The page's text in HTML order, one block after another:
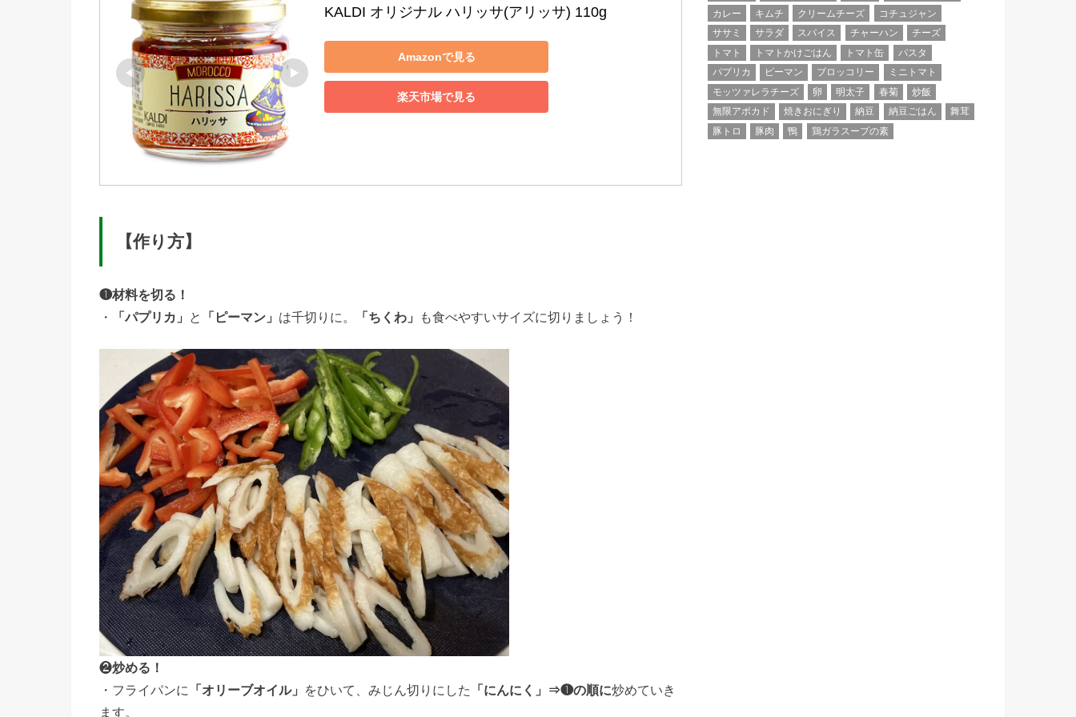
KALDI オリジナル ハリッサ(アリッサ) 110g
Amazonで見る
楽天市場で見る
【作り方】
❶材料を切る！
・
「パプリカ」 と 「ピーマン」 は千切りに。 「ちくわ」 も食べやすいサイズに切りましょう！
❷炒める！
・フライパンに
「オリーブオイル」 をひいて、みじん切りにした 「にんにく」⇒❶の順に炒めていき
ます。
カレー キムチ クリームチーズ
コチュジャン
ササミ
サラダ スパイス チャーハン
チーズ
トマト
トマトかけごはん トマト缶
パスタ
パプリカ
ピーマン ブロッコリー
ミニトマト
モッツァレラチーズ
卵 明太子 春菊
炒飯
無限アボカド
焼きおにぎり 納豆 納豆ごはん
舞茸
豚トロ
豚肉 鴨 鶏ガラスープの素